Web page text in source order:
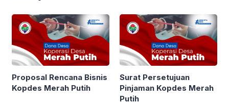
Proposal Rencana Bisnis
Kopdes Merah Putih
Surat Persetujuan
Pinjaman Kopdes Merah
Putih